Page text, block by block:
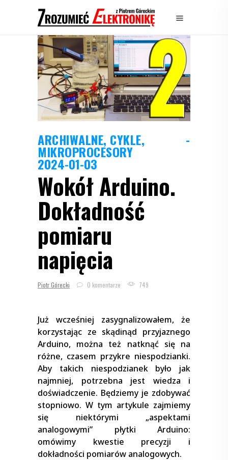
ARCHIWALNE, CYKLE,
MIKROPROCESORY
2024-01-03
Wokół Arduino.
Dokładność
pomiaru
napięcia
Piotr Górecki 0 komentarze 749
Już wcześniej zasygnalizowałem, że
korzystając ze skądinąd przyjaznego
Arduino, można też natknąć się na
różne, czasem przykre niespodzianki.
Aby takich niespodzianek było jak
najmniej, potrzebna jest wiedza i
doświadczenie. Będziemy je zdobywać
stopniowo. W tym artykule zajmiemy
się niektórymi „aspektami
analogowymi” płytki Arduino:
omówimy kwestie precyzji i
dokładności pomiarów analogowych.